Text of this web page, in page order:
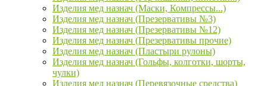
Изделия мед назнач (Маски, Компрессы...)
Изделия мед назнач (Презервативы №3)
Изделия мед назнач (Презервативы №12)
Изделия мед назнач (Презервативы прочие)
Изделия мед назнач (Пластыри рулоны)
Изделия мед назнач (Гольфы, колготки, шорты,
чулки)
Изделия мед назнач (Перевязочные средства)